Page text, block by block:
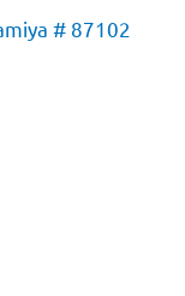
# 87102